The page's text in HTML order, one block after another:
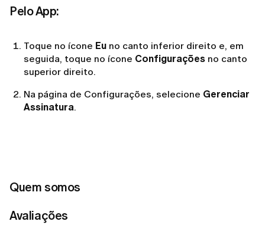
Quem somos
Avaliações
Pelo App:
Toque no ícone Eu no canto inferior direito e, em
seguida, toque no ícone Configurações no canto
superior direito.
Na página de Configurações, selecione Gerenciar
Assinatura.
Pela Web:
Clique no ícone do seu